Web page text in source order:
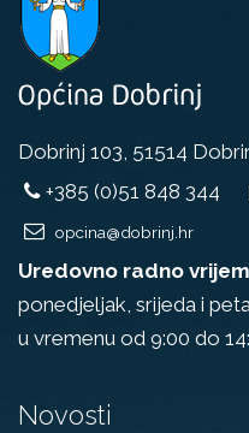
Dobrinj 103, 51514
+385 (0)51 848 344
opcina@dobrinj.hr
Uredovno radno
ponedjeljak, srijeda i
u vremenu od 9:00 do
Novosti